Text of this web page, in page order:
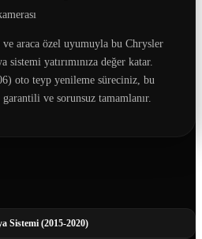
ve araca özel uyumuyla bu Chrysler
yatırımınıza değer katar.
oto teyp yenileme süreciniz, bu
ve sorunsuz tamamlanır.
Sistemi (2015-2020)